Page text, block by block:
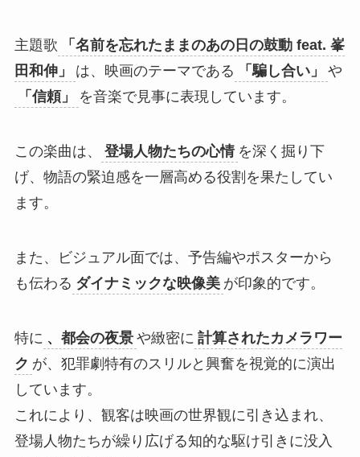
主題歌
「名前を忘れたままのあの日の鼓動 feat. 峯
田和伸」
は、映画のテーマである 「騙し合い」
や
「信頼」
を音楽で見事に表現しています。
この楽曲は、 登場人物たちの心情 を深く掘り下
げ、物語の緊迫感を一層高める役割を果たしてい
ます。
また、ビジュアル面では、予告編やポスターから
も伝わる ダイナミックな映像美 が印象的です。
特に 、都会の夜景 や緻密に 計算されたカメラワー
ク が、犯罪劇特有のスリルと興奮を視覚的に演出
しています。
これにより、観客は映画の世界観に引き込まれ、
登場人物たちが繰り広げる知的な駆け引きに没入